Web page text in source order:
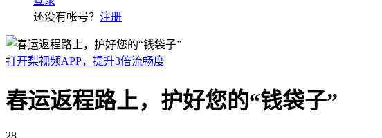
还没有帐号？ 注册
打开梨视频APP，提升3倍流畅度
春运返程路上，护好您的“钱袋子”
28